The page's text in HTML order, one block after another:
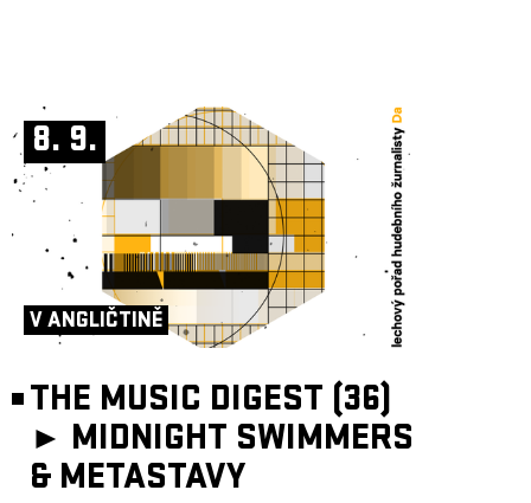
8. 9.
V ANGLIČTINĚ
THE MUSIC DIGEST (36)
► MIDNIGHT SWIMMERS
& METASTAVY